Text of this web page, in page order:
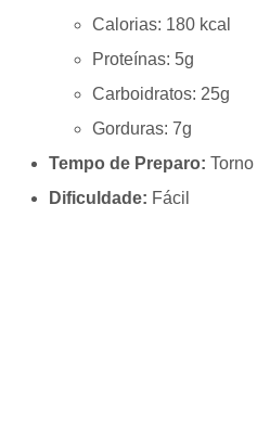
Calorias: 180 kcal
Proteínas: 5g
Carboidratos: 25g
Gorduras: 7g
Tempo de Preparo:
Dificuldade: Fácil